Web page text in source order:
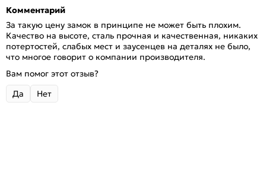
Комментарий
За такую цену замок в принципе не может быть плохим.
Качество на высоте, сталь прочная и качественная, никаких
потертостей, слабых мест и заусенцев на деталях не было,
что многое говорит о компании производителя.
Вам помог этот отзыв?
Да
Нет